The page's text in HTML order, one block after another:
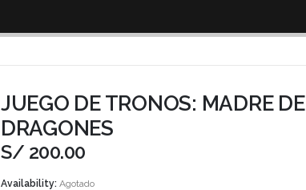
JUEGO DE TRONOS: MADRE DE
DRAGONES
S/ 200.00
Availability: Agotado